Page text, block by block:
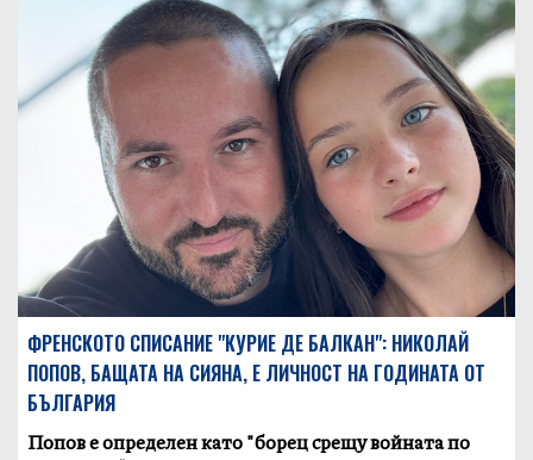
ФРЕНСКОТО СПИСАНИЕ "КУРИЕ ДЕ БАЛКАН": НИКОЛАЙ
ПОПОВ, БАЩАТА НА СИЯНА, Е ЛИЧНОСТ НА ГОДИНАТА ОТ
БЪЛГАРИЯ
Попов е определен като "борец срещу войната по